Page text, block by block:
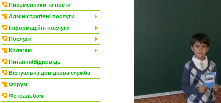
Письменники та поети
Адміністратівні послуги
Інформаційні послуги
Послуги
Колегам
Питання/Відповідь
Віртуальна довідкова служба
Форум
Фотоальбом